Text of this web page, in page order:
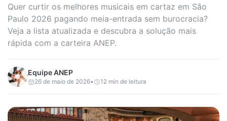
Quer curtir os melhores musicais em cartaz em São
Paulo 2026 pagando meia-entrada sem burocracia?
Veja a lista atualizada e descubra a solução mais
rápida com a carteira ANEP.
EquipeANEP
26 de maio de 2026• 12 min de leitura